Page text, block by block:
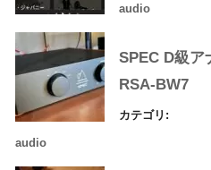
audio
SPEC D級
RSA-BW7
カテゴリ:
audio